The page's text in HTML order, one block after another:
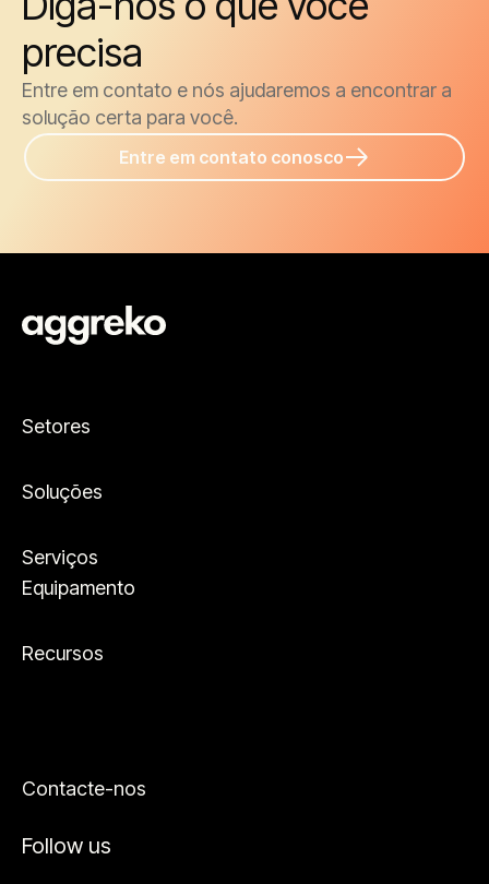
precisa
Entre em contato e nós ajudaremos a encontrar a
solução certa para você.
Entre em contato conosco
Setores
Soluções
Serviços
Equipamento
Recursos
Contacte-nos
Follow us